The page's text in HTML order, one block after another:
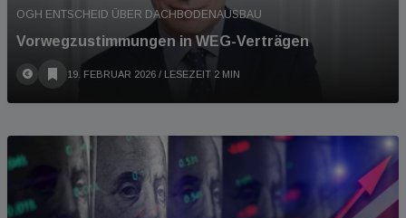
OGH ENTSCHEID ÜBER DACHBODENAUSBAU
Vorwegzustimmungen in WEG-Verträgen
19. FEBRUAR 2026 / LESEZEIT 2 MIN